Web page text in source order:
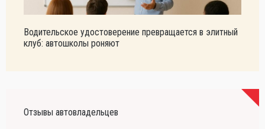
Водительское удостоверение превращается в элитный
клуб: автошколы роняют
Отзывы автовладельцев